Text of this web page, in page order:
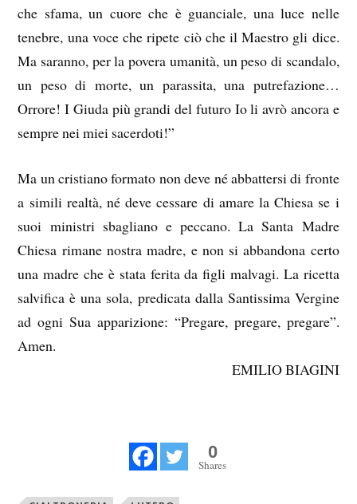
che sfama, un cuore che è guanciale, una luce nelle
tenebre, una voce che ripete ciò che il Maestro gli dice.
Ma saranno, per la povera umanità, un peso di scandalo,
un peso di morte, un parassita, una putrefazione…
Orrore! I Giuda più grandi del futuro Io li avrò ancora e
sempre nei miei sacerdoti!”
Ma un cristiano formato non deve né abbattersi di fronte
a simili realtà, né deve cessare di amare la Chiesa se i
suoi ministri sbagliano e peccano. La Santa Madre
Chiesa rimane nostra madre, e non si abbandona certo
una madre che è stata ferita da figli malvagi. La ricetta
salvifica è una sola, predicata dalla Santissima Vergine
ad ogni Sua apparizione: “Pregare, pregare, pregare”.
Amen.
EMILIO BIAGINI
0
Shares